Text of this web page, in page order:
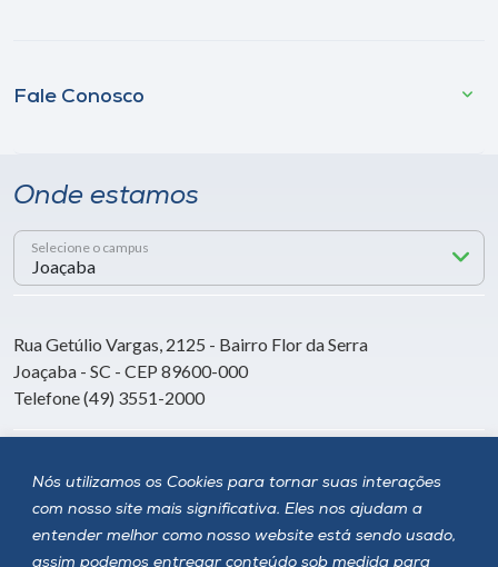
Nós utilizamos os Cookies para tornar suas interações
com nosso site mais significativa. Eles nos ajudam a
entender melhor como nosso website está sendo usado,
assim podemos entregar conteúdo sob medida para
Fale Conosco
Onde estamos
Selecione o campus
Rua Getúlio Vargas, 2125 - Bairro Flor da Serra
Joaçaba - SC - CEP 89600-000
Telefone (49) 3551-2000
Siga a Unoesc